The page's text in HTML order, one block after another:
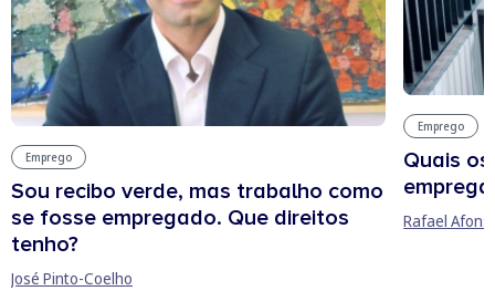
Emprego
Sou recibo verde, mas trabalho como
se fosse empregado. Que direitos
tenho?
José Pinto-Coelho
Emprego
Quais
Rafael